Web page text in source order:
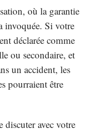
où la garantie
invoquée. Si votre
déclarée comme
ou secondaire, et
un accident, les
pourraient être
discuter avec votre